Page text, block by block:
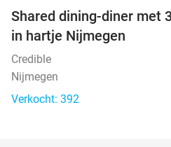
Shared dining-diner met
in hartje Nijmegen
Credible
Nijmegen
Verkocht: 392